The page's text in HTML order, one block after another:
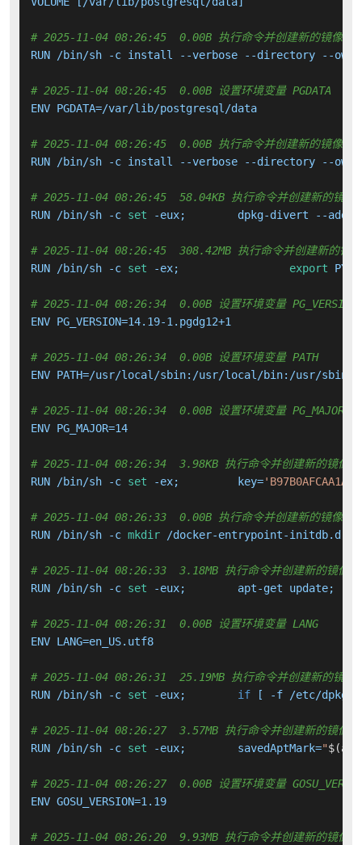
# 2025-11-04 08:26:45  0.00B 执行命令并创建新的镜像层
RUN /bin/sh -c install --verbose --directory --
# 2025-11-04 08:26:45  0.00B 设置环境变量 PGDATA
ENV PGDATA=/var/lib/postgresql/data
# 2025-11-04 08:26:45  0.00B 执行命令并创建新的镜像层
RUN /bin/sh -c install --verbose --directory --
# 2025-11-04 08:26:45  58.04KB 执行命令并创建新的镜像
RUN /bin/sh -c set -eux; 	dpkg-divert --
# 2025-11-04 08:26:45  308.42MB 执行命令并创建新的镜
RUN /bin/sh -c set export
# 2025-11-04 08:26:34  0.00B 设置环境变量 PG_VERSION
ENV PG_VERSION=14.19-1.pgdg12+1
# 2025-11-04 08:26:34  0.00B 设置环境变量 PATH
ENV PATH=/usr/local/sbin:/usr/local/bin:/usr/
# 2025-11-04 08:26:34  0.00B 设置环境变量 PG_MAJOR
ENV PG_MAJOR=14
# 2025-11-04 08:26:34  3.98KB 执行命令并创建新的镜像层
RUN /bin/sh -c set -ex; 	key=
# 2025-11-04 08:26:33  0.00B 执行命令并创建新的镜像层
RUN /bin/sh -c mkdir /docker-entrypoint-initdb.d
# 2025-11-04 08:26:33  3.18MB 执行命令并创建新的镜像层
RUN /bin/sh -c set
# 2025-11-04 08:26:31  0.00B 设置环境变量 LANG
ENV LANG=en_US.utf8
# 2025-11-04 08:26:31  25.19MB 执行命令并创建新的镜像
RUN /bin/sh -c set if [ -f /etc/dpkg/
# 2025-11-04 08:26:27  3.57MB 执行命令并创建新的镜像层
RUN /bin/sh -c set -eux; 	savedAptMark="
# 2025-11-04 08:26:27  0.00B 设置环境变量
ENV GOSU_VERSION=1.19
# 2025-11-04 08:26:20  9.93MB 执行命令并创建新的镜像层